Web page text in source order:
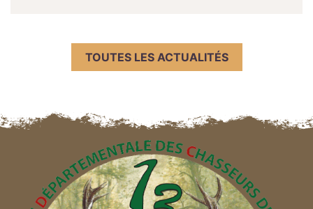
TOUTES LES ACTUALITÉS